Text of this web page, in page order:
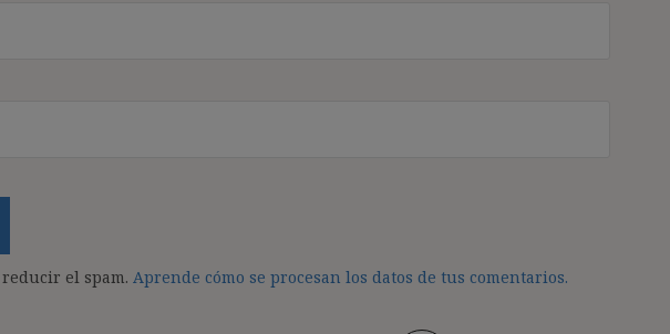
el spam. Aprende cómo se procesan los datos de tus comentarios.